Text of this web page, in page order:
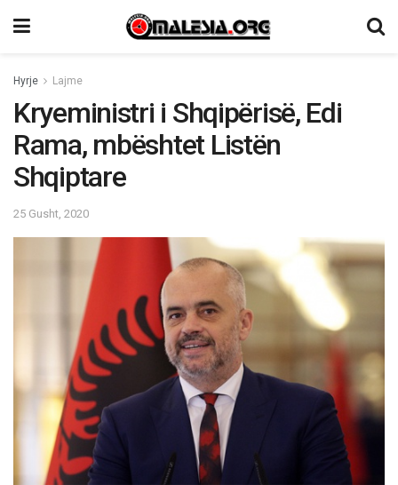
Hyrje Lajme
Kryeministri i Shqipërisë, Edi
Rama, mbështet Listën
Shqiptare
25 Gusht, 2020